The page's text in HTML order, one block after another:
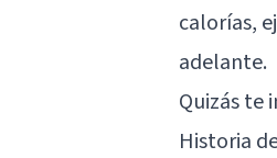
calorías,
adelante.
Quizás te
Historia